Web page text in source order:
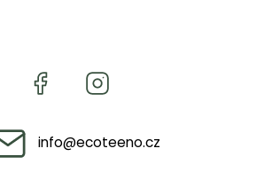
info@ecoteeno.cz